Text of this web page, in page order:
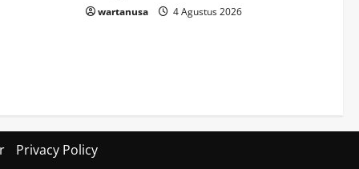
wartanusa 4 Agustus 2026
Privacy Policy